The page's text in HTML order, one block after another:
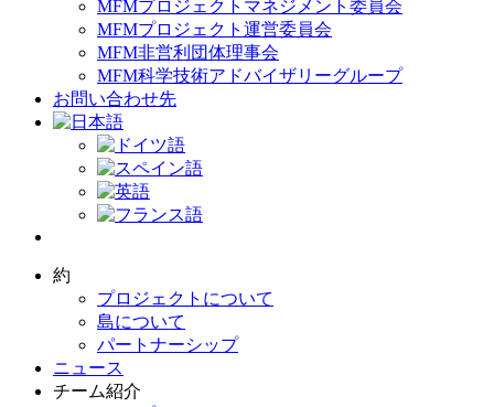
MFMプロジェクトマネジメント委員会
MFMプロジェクト運営委員会
MFM非営利団体理事会
MFM科学技術アドバイザリーグループ
お問い合わせ先
約
プロジェクトについて
島について
パートナーシップ
ニュース
チーム紹介